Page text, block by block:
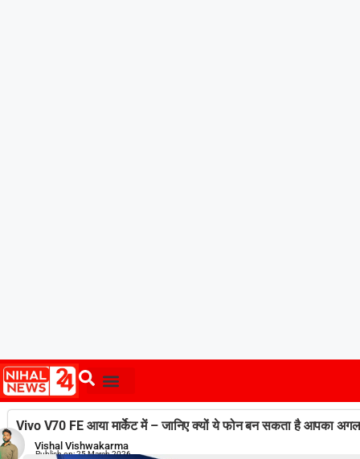
Vivo V70 FE आया मार्केट में – जानिए क्यों ये फोन बन सकता है आपका अगला
Vishal Vishwakarma
Publish on:25 March 2026